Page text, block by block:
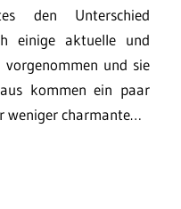
den Unterschied
einige aktuelle und
und sie
kommen ein paar
weniger charmante…